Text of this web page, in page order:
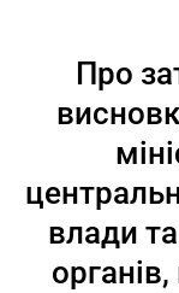
Про
влади